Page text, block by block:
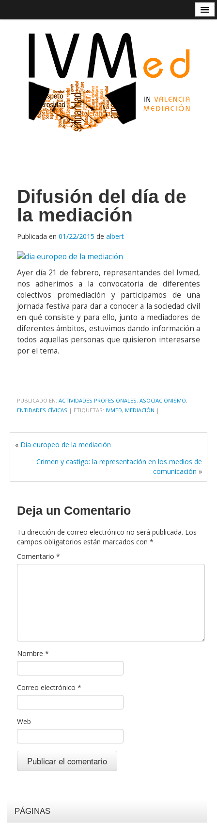
In Valencia Mediación
Listado de mediadoras/res
Nuestros servicios
Socios de honor de Ivmed
Difusión del día de
la mediación
Publicada en 01/22/2015 de albert
Ayer día 21 de febrero, representandes del Ivmed,
nos adherimos a la convocatoria de diferentes
colectivos promediación y participamos de una
jornada festiva para dar a conocer a la sociedad civil
en qué consiste y para ello, junto a mediadores de
diferentes ámbitos, estuvimos dando información a
todos aquellas personas que quisieron interesarse
por el tema.
PUBLICADO EN: ACTIVIDADES PROFESIONALES, ASOCIACIONISMO,
ENTIDADES CÍVICAS | ETIQUETAS: IVMED, MEDIACIÓN |
« Dia europeo de la mediación
Crimen y castigo: la representación en los medios de
comunicación »
Deja un Comentario
Tu dirección de correo electrónico no será publicada. Los
campos obligatorios están marcados con *
Comentario *
Nombre *
Correo electrónico *
Web
PÁGINAS